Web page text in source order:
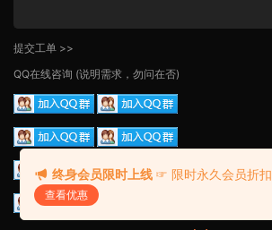
提交工单 >>
QQ在线咨询 (说明需求，勿问在否)
终身会员限时上线 ☞ 限时永久会员折
查看优惠